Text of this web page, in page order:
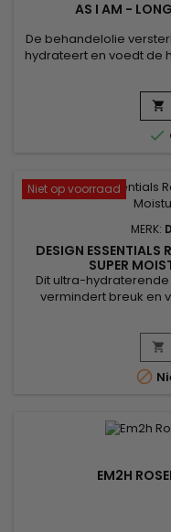
AS I AM -
De behandelolie
hydrateert en voedt de
granaatappelolie,
ricinusolie.&nbsp; As
Passievrucht Grohair
haar diep, versterkt


Niet op voorraad
MERK:
DESIGN ESSENTIALS
SUPER
Dit ultra-
vermindert breuk en
Verrijkt met
Rosemary & Mint
de hoofdhuid,
verfrissend gevoel en


EM2H